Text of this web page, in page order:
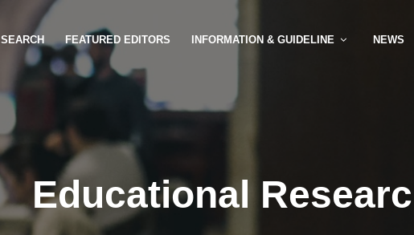
SEARCH FEATURED EDITORS INFORMATION & GUIDELINE NEWS
Educational